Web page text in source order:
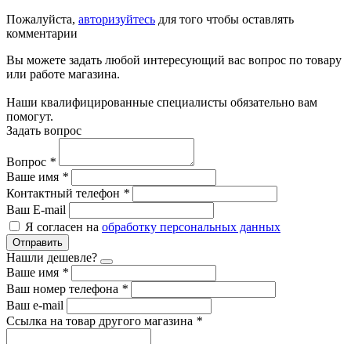
Пожалуйста, авторизуйтесь для того чтобы оставлять
комментарии
Вы можете задать любой интересующий вас вопрос по товару
или работе магазина.
Наши квалифицированные специалисты обязательно вам
помогут.
Задать вопрос
Вопрос *
Ваше имя *
Контактный телефон *
Ваш E-mail
Я согласен на обработку персональных данных
Отправить
Нашли дешевле?
Ваше имя *
Ваш номер телефона *
Ваш e-mail
Ссылка на товар другого магазина *